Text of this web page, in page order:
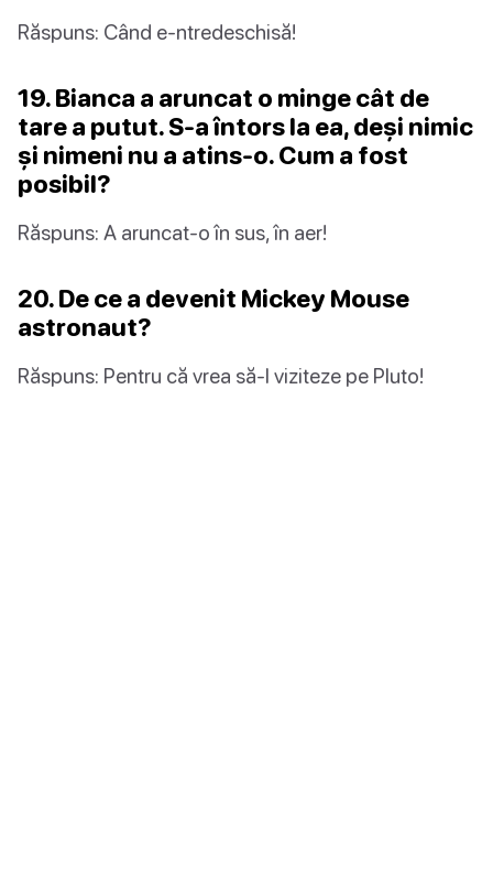
Răspuns: Când e-ntredeschisă!
19. Bianca a aruncat o minge cât de
tare a putut. S-a întors la ea, deși nimic
și nimeni nu a atins-o. Cum a fost
posibil?
Răspuns: A aruncat-o în sus, în aer!
20. De ce a devenit Mickey Mouse
astronaut?
Răspuns: Pentru că vrea să-l viziteze pe Pluto!